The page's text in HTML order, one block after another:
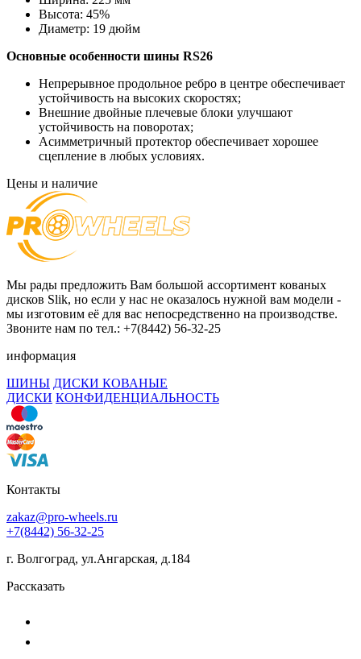
Высота: 45%
Диаметр: 19 дюйм
Основные особенности шины RS26
Непрерывное продольное ребро в центре обеспечивает
устойчивость на высоких скоростях;
Внешние двойные плечевые блоки улучшают
устойчивость на поворотах;
Асимметричный протектор обеспечивает хорошее
сцепление в любых условиях.
Цены и наличие
Мы рады предложить Вам большой ассортимент кованых
дисков Slik, но если у нас не оказалось нужной вам модели -
мы изготовим её для вас непосредственно на производстве.
Звоните нам по тел.: +7(8442) 56-32-25
информация
ШИНЫ ДИСКИ КОВАНЫЕ
ДИСКИ КОНФИДЕНЦИАЛЬНОСТЬ
Контакты
zakaz@pro-wheels.ru
+7(8442) 56-32-25
г. Волгоград, ул.Ангарская, д.184
Рассказать